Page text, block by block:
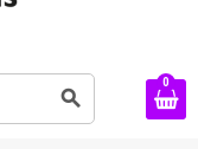
search
0